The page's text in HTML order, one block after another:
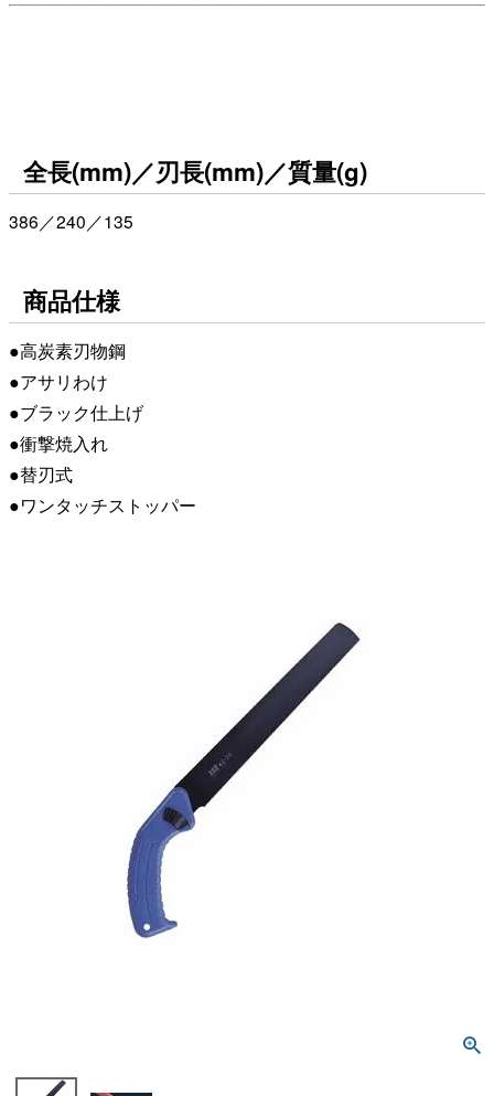
全長(mm)／刃長(mm)／質量(g)
386／240／135
商品仕様
●高炭素刃物鋼
●アサリわけ
●ブラック仕上げ
●衝撃焼入れ
●替刃式
●ワンタッチストッパー